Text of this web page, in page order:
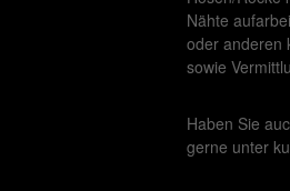
Nähte
oder anderen
sowie
Haben Sie
gerne unter